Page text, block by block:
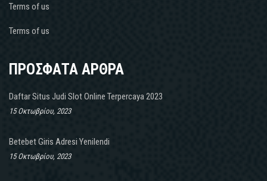
Terms of us
Terms of us
ΠΡΟΣΦΑΤΑ ΑΡΘΡΑ
Daftar Situs Judi Slot Online Terpercaya 2023
15 Οκτωβρίου, 2023
Betebet Giris Adresi Yenilendi
15 Οκτωβρίου, 2023